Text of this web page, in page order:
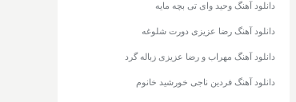
دانلود آهنگ وحید وای تی بچه مایه
دانلود آهنگ رضا عزیزی دورت شلوغه
دانلود آهنگ مهراب و رضا عزیزی زباله گرد
دانلود آهنگ فردین ناجی خورشید خانوم